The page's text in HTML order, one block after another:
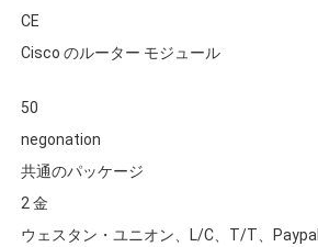
CE
Cisco のルーター モジュール
50
negonation
共通のパッケージ
2 金
ウェスタン・ユニオン、L/C、T/T、Paypal